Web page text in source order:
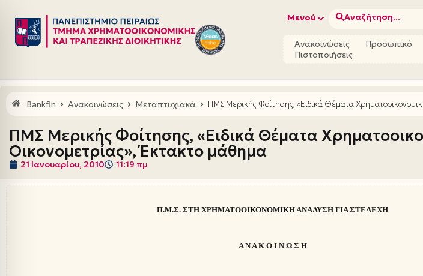
Μεταπηδήστε
στο
Μενού Αναζήτηση...
Ανακοινώσεις Προσωπικό
Πιστοποιήσεις
Bankfin Ανακοινώσεις Μεταπτυχιακά ΠΜΣ Μερικής Φοίτησης, «Ειδικά Θέματα
ΠΜΣ Μερικής Φοίτησης, «Ειδικά Θέματα
Οικονομετρίας», Έκτακτο μάθημα
21 Ιανουαρίου, 2010 11:19 πμ
Π.Μ.Σ. ΣΤΗ ΧΡΗΜΑΤΟΟΙΚΟΝΟΜΙΚΗ ΑΝΑΛΥΣΗ ΓΙΑ ΣΤΕΛΕΧΗ
Α Ν Α Κ Ο Ι Ν Ω Σ Η